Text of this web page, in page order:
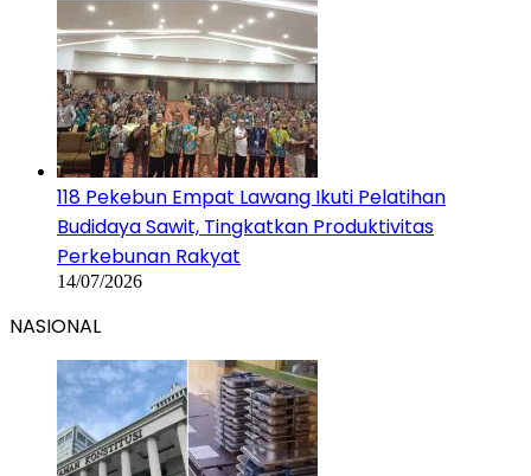
118 Pekebun Empat Lawang Ikuti Pelatihan
Budidaya Sawit, Tingkatkan Produktivitas
Perkebunan Rakyat
14/07/2026
NASIONAL
MBG Tak Boleh Lagi Pakai Anggaran Pendidikan
dalam APBN
31/07/2026